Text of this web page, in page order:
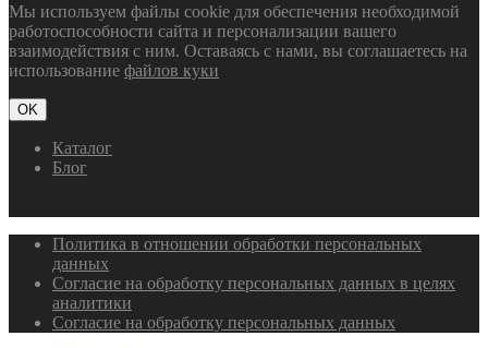
Мы используем файлы cookie для обеспечения необходимой
работоспособности сайта и персонализации вашего
взаимодействия с ним. Оставаясь с нами, вы соглашаетесь на
использование файлов куки
OK
Каталог
Блог
Политика в отношении обработки персональных
данных
Согласие на обработку персональных данных в целях
аналитики
Согласие на обработку персональных данных